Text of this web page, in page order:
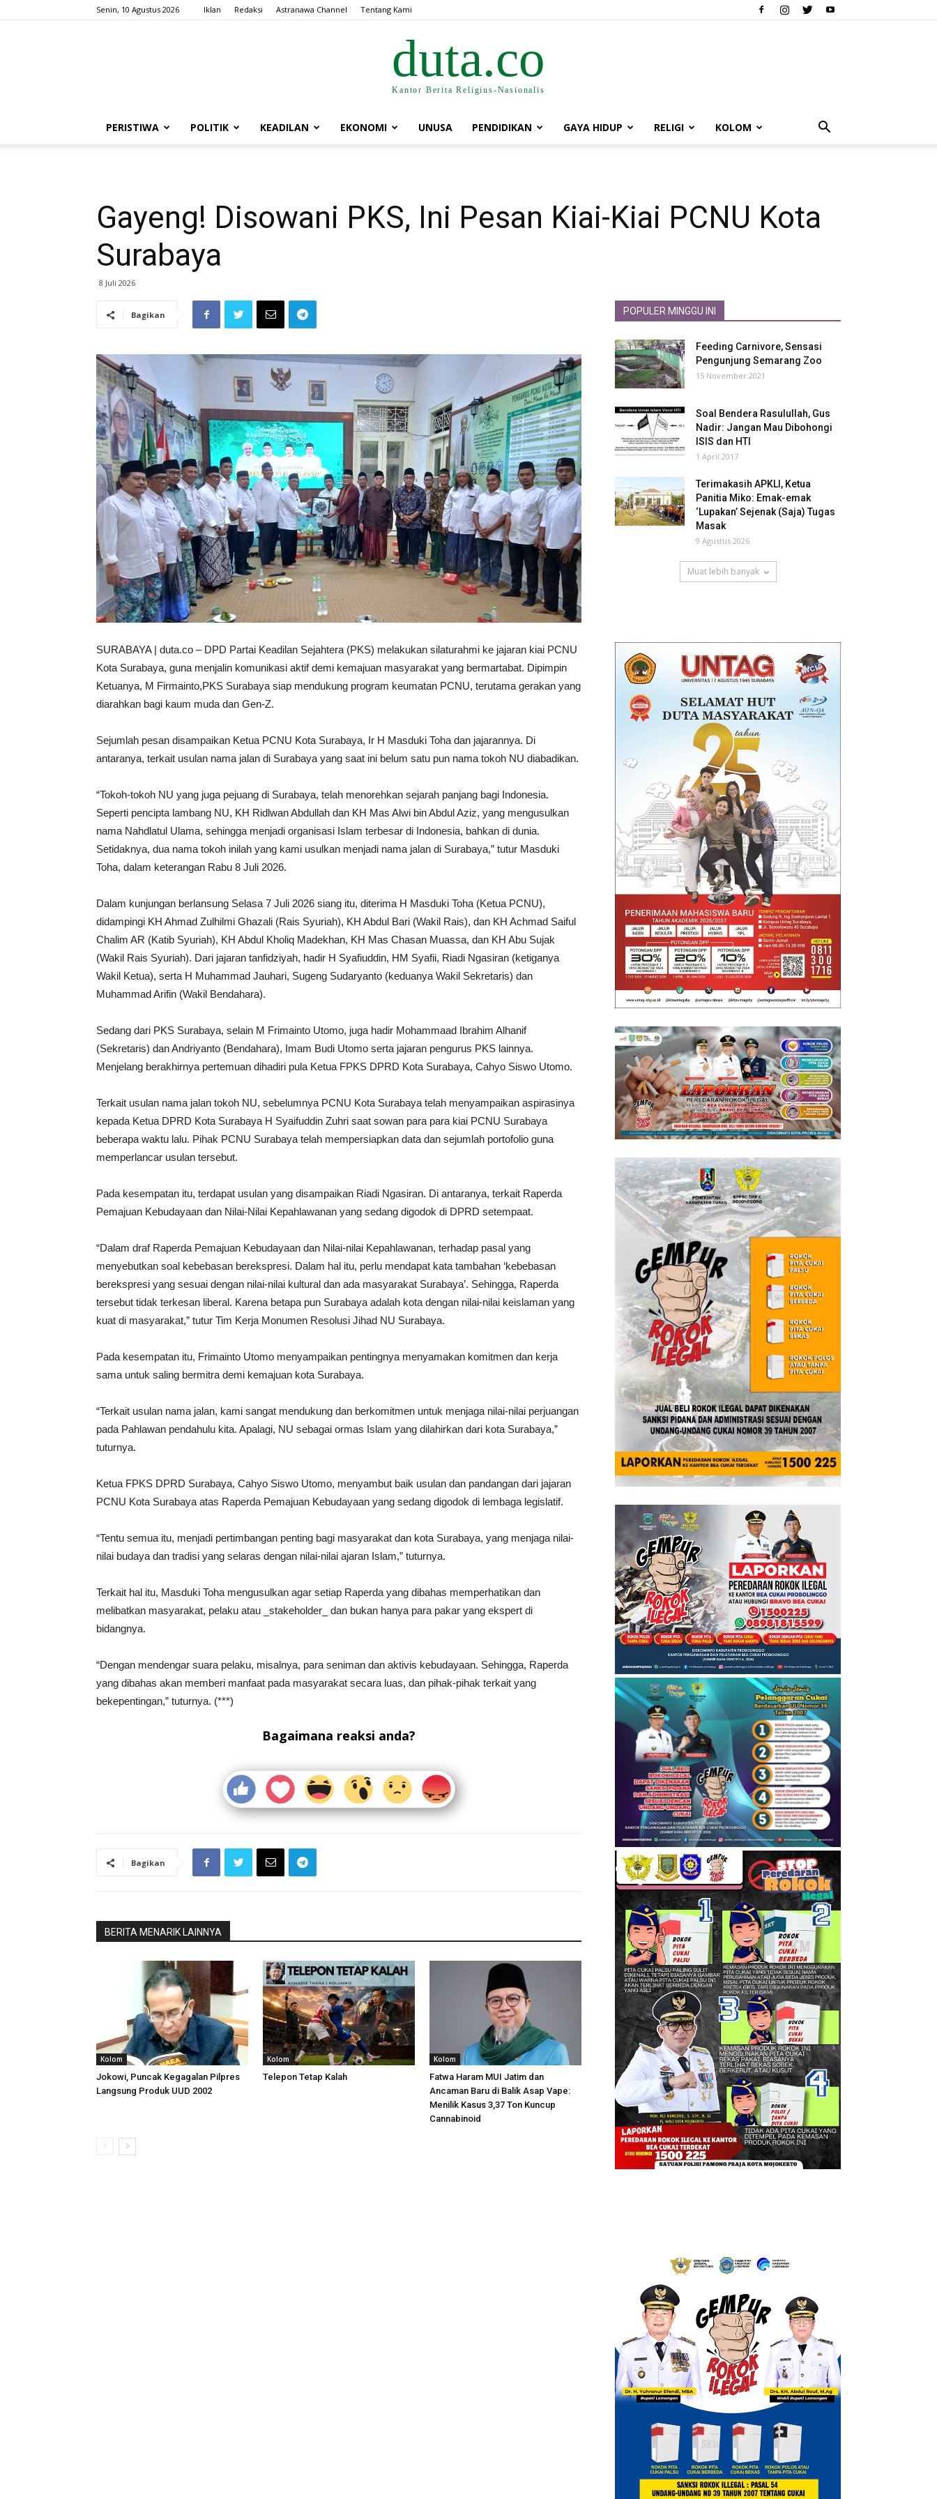
Senin, 10 Agustus 2026 Iklan Redaksi Astranawa Channel Tentang Kami
duta.co
Kantor Berita Religius-Nasionalis
PERISTIWA POLITIK KEADILAN EKONOMI UNUSA PENDIDIKAN GAYA HIDUP RELIGI KOLOM
Gayeng! Disowani PKS, Ini Pesan Kiai-Kiai PCNU Kota
Surabaya
8 Juli 2026
Bagikan
SURABAYA | duta.co – DPD Partai Keadilan Sejahtera (PKS) melakukan silaturahmi ke jajaran kiai PCNU
Kota Surabaya, guna menjalin komunikasi aktif demi kemajuan masyarakat yang bermartabat. Dipimpin
Ketuanya, M Firmainto,PKS Surabaya siap mendukung program keumatan PCNU, terutama gerakan yang
diarahkan bagi kaum muda dan Gen-Z.
Sejumlah pesan disampaikan Ketua PCNU Kota Surabaya, Ir H Masduki Toha dan jajarannya. Di
antaranya, terkait usulan nama jalan di Surabaya yang saat ini belum satu pun nama tokoh NU diabadikan.
“Tokoh-tokoh NU yang juga pejuang di Surabaya, telah menorehkan sejarah panjang bagi Indonesia.
Seperti pencipta lambang NU, KH Ridlwan Abdullah dan KH Mas Alwi bin Abdul Aziz, yang mengusulkan
nama Nahdlatul Ulama, sehingga menjadi organisasi Islam terbesar di Indonesia, bahkan di dunia.
Setidaknya, dua nama tokoh inilah yang kami usulkan menjadi nama jalan di Surabaya,” tutur Masduki
Toha, dalam keterangan Rabu 8 Juli 2026.
Dalam kunjungan berlansung Selasa 7 Juli 2026 siang itu, diterima H Masduki Toha (Ketua PCNU),
didampingi KH Ahmad Zulhilmi Ghazali (Rais Syuriah), KH Abdul Bari (Wakil Rais), dan KH Achmad Saiful
Chalim AR (Katib Syuriah), KH Abdul Kholiq Madekhan, KH Mas Chasan Muassa, dan KH Abu Sujak
(Wakil Rais Syuriah). Dari jajaran tanfidziyah, hadir H Syafiuddin, HM Syafii, Riadi Ngasiran (ketiganya
Wakil Ketua), serta H Muhammad Jauhari, Sugeng Sudaryanto (keduanya Wakil Sekretaris) dan
Muhammad Arifin (Wakil Bendahara).
Sedang dari PKS Surabaya, selain M Frimainto Utomo, juga hadir Mohammaad Ibrahim Alhanif
(Sekretaris) dan Andriyanto (Bendahara), Imam Budi Utomo serta jajaran pengurus PKS lainnya.
Menjelang berakhirnya pertemuan dihadiri pula Ketua FPKS DPRD Kota Surabaya, Cahyo Siswo Utomo.
Terkait usulan nama jalan tokoh NU, sebelumnya PCNU Kota Surabaya telah menyampaikan aspirasinya
kepada Ketua DPRD Kota Surabaya H Syaifuddin Zuhri saat sowan para para kiai PCNU Surabaya
beberapa waktu lalu. Pihak PCNU Surabaya telah mempersiapkan data dan sejumlah portofolio guna
memperlancar usulan tersebut.
Pada kesempatan itu, terdapat usulan yang disampaikan Riadi Ngasiran. Di antaranya, terkait Raperda
Pemajuan Kebudayaan dan Nilai-Nilai Kepahlawanan yang sedang digodok di DPRD setempaat.
“Dalam draf Raperda Pemajuan Kebudayaan dan Nilai-nilai Kepahlawanan, terhadap pasal yang
menyebutkan soal kebebasan berekspresi. Dalam hal itu, perlu mendapat kata tambahan ‘kebebasan
berekspresi yang sesuai dengan nilai-nilai kultural dan ada masyarakat Surabaya’. Sehingga, Raperda
tersebut tidak terkesan liberal. Karena betapa pun Surabaya adalah kota dengan nilai-nilai keislaman yang
kuat di masyarakat,” tutur Tim Kerja Monumen Resolusi Jihad NU Surabaya.
Pada kesempatan itu, Frimainto Utomo menyampaikan pentingnya menyamakan komitmen dan kerja
sama untuk saling bermitra demi kemajuan kota Surabaya.
“Terkait usulan nama jalan, kami sangat mendukung dan berkomitmen untuk menjaga nilai-nilai perjuangan
pada Pahlawan pendahulu kita. Apalagi, NU sebagai ormas Islam yang dilahirkan dari kota Surabaya,”
tuturnya.
Ketua FPKS DPRD Surabaya, Cahyo Siswo Utomo, menyambut baik usulan dan pandangan dari jajaran
PCNU Kota Surabaya atas Raperda Pemajuan Kebudayaan yang sedang digodok di lembaga legislatif.
“Tentu semua itu, menjadi pertimbangan penting bagi masyarakat dan kota Surabaya, yang menjaga nilai-
nilai budaya dan tradisi yang selaras dengan nilai-nilai ajaran Islam,” tuturnya.
Terkait hal itu, Masduki Toha mengusulkan agar setiap Raperda yang dibahas memperhatikan dan
melibatkan masyarakat, pelaku atau _stakeholder_ dan bukan hanya para pakar yang ekspert di
bidangnya.
“Dengan mendengar suara pelaku, misalnya, para seniman dan aktivis kebudayaan. Sehingga, Raperda
yang dibahas akan memberi manfaat pada masyarakat secara luas, dan pihak-pihak terkait yang
bekepentingan,” tuturnya. (***)
Bagaimana reaksi anda?
Bagikan
BERITA MENARIK LAINNYA
Kolom
Jokowi, Puncak Kegagalan Pilpres
Langsung Produk UUD 2002
Kolom
Telepon Tetap Kalah
Kolom
Fatwa Haram MUI Jatim dan
Ancaman Baru di Balik Asap Vape:
Menilik Kasus 3,37 Ton Kuncup
Cannabinoid
POPULER MINGGU INI
Feeding Carnivore, Sensasi
Pengunjung Semarang Zoo
15 November 2021
Soal Bendera Rasulullah, Gus
Nadir: Jangan Mau Dibohongi
ISIS dan HTI
1 April 2017
Terimakasih APKLI, Ketua
Panitia Miko: Emak-emak
‘Lupakan’ Sejenak (Saja) Tugas
Masak
9 Agustus 2026
Muat lebih banyak